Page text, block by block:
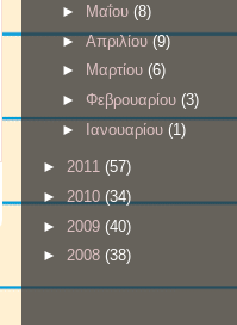
►
Μαΐου (8)
►Απριλίου(9)
►
Μαρτίου (6)
► Φεβρουαρίου (3)
►
Ιανουαρίου (1)
► 2011 (57)
► 2010 (34)
► 2009 (40)
► 2008 (38)